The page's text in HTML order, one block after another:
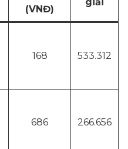
(VNĐ)
168 533.312
686 266.656